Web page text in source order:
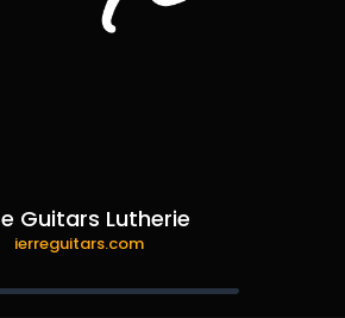
Guitars Lutherie
ierreguitars.com